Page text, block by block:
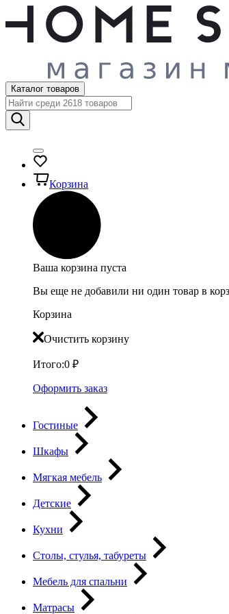
Каталог товаров
Корзина
Ваша корзина пуста
Вы еще не добавили ни один товар в
Корзина
Очистить корзину
Итого:0 ₽
Оформить заказ
Гостиные
Шкафы
Мягкая мебель
Детские
Кухни
Столы, стулья, табуреты
Мебель для спальни
Матрасы